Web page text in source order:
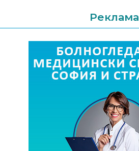
Реклама